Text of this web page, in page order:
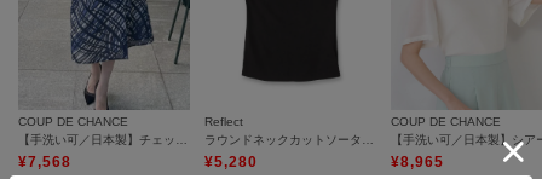
COUP DE CHANCE
¥7,568
Reflect
¥5,280
COUP DE CHANCE
¥8,965